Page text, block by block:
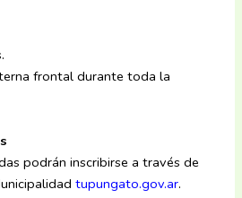
frontal durante toda la
podrán inscribirse a través de
tupungato.gov.ar.